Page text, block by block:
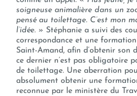
soigneuse animalière dans un
pensé au toilettage. C’est mon
l’idée. » Stéphanie a suivi des
correspondance et une formation
Saint-Amand, afin d’obtenir son
ce dernier n’est pas obligatoire
de toilettage. Une aberration
absolument obtenir une
reconnue par le ministère du